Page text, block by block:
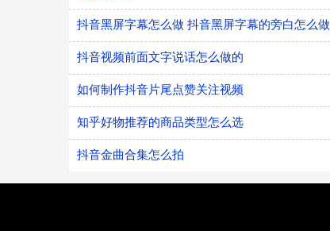
抖音黑屏字幕怎么做 抖音黑屏字幕的旁白怎么做
抖音视频前面文字说话怎么做的
如何制作抖音片尾点赞关注视频
知乎好物推荐的商品类型怎么选
抖音金曲合集怎么拍